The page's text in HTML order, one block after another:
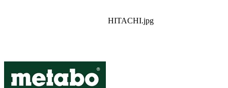
HITACHI.jpg